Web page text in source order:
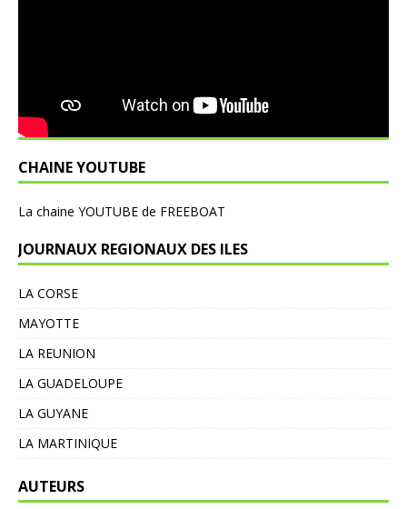
CHAINE YOUTUBE
La chaine YOUTUBE de FREEBOAT
JOURNAUX REGIONAUX DES ILES
LA CORSE
MAYOTTE
LA REUNION
LA GUADELOUPE
LA GUYANE
LA MARTINIQUE
AUTEURS